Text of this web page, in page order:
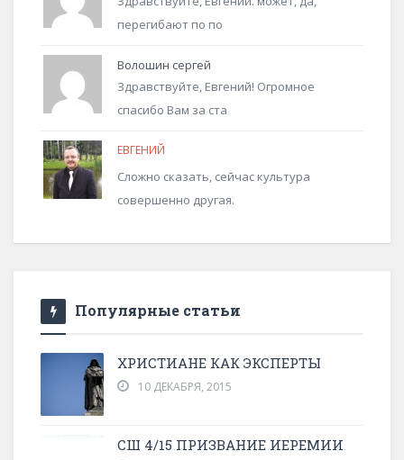
перегибают по по
Волошин сергей
Здравствуйте, Евгений! Огромное
спасибо Вам за ста
ЕВГЕНИЙ
Сложно сказать, сейчас культура
совершенно другая.
Популярные статьи
ХРИСТИАНЕ КАК ЭКСПЕРТЫ
10 ДЕКАБРЯ, 2015
СШ 4/15 ПРИЗВАНИЕ ИЕРЕМИИ